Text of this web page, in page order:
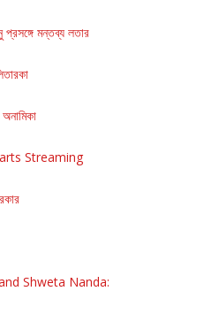
প্রসঙ্গে মন্তব্য লতার
Streaming
Shweta Nanda: